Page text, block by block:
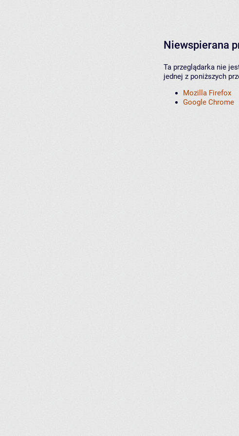
Niewspierana
Ta przeglądarka nie
jednej z poniższych
Mozilla Firefox
Google Chrome